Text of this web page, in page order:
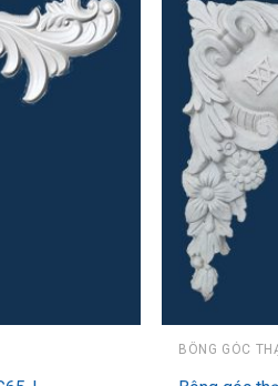
BÔNG GÓC